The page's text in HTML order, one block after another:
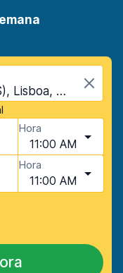
Aeroporto de Lisboa (LIS), Lisboa, Portugal
Hora
11:00 AM
Hora
11:00 AM